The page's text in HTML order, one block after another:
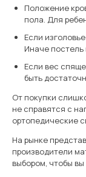
Положение
пола. Для
Если
Иначе
Если вес
быть
От покупки
не справятся с
ортопедические
На рынке
производители
выбором, чтобы